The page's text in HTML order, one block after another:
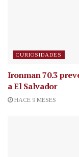
CURIOSIDADES
Ironman 70.3
a El Salvador
HACE 9 MESES